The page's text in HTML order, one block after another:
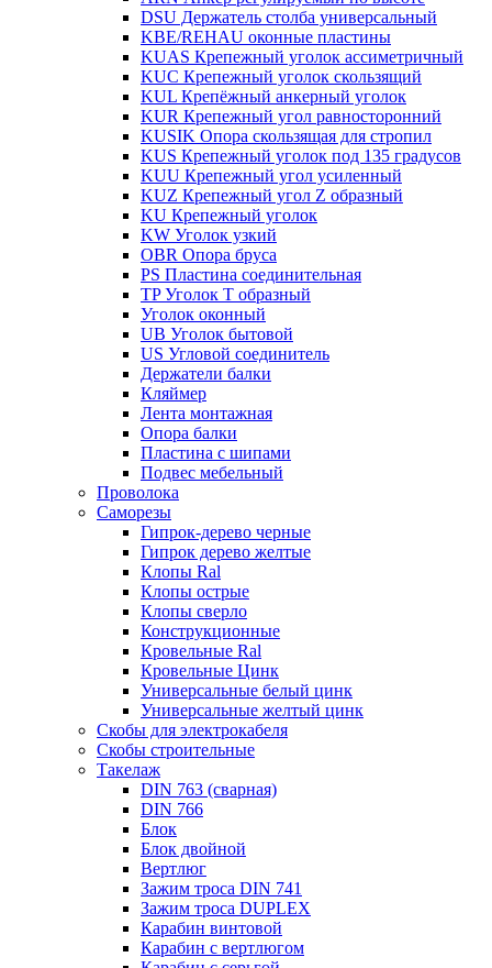
DSU Держатель столба универсальный
KBE/REHAU оконные пластины
KUAS Крепежный уголок ассиметричный
KUC Крепежный уголок скользящий
KUL Крепёжный анкерный уголок
KUR Крепежный угол равносторонний
KUSIK Опора скользящая для стропил
KUS Крепежный уголок под 135 градусов
KUU Крепежный угол усиленный
KUZ Крепежный угол Z образный
KU Крепежный уголок
KW Уголок узкий
OBR Опора бруса
PS Пластина соединительная
TP Уголок Т образный
Уголок оконный
UB Уголок бытовой
US Угловой соединитель
Держатели балки
Кляймер
Лента монтажная
Опора балки
Пластина с шипами
Подвес мебельный
Проволока
Саморезы
Гипрок-дерево черные
Гипрок дерево желтые
Клопы Ral
Клопы острые
Клопы сверло
Конструкционные
Кровельные Ral
Кровельные Цинк
Универсальные белый цинк
Универсальные желтый цинк
Скобы для электрокабеля
Скобы строительные
Такелаж
DIN 763 (сварная)
DIN 766
Блок
Блок двойной
Вертлюг
Зажим троса DIN 741
Зажим троса DUPLEX
Карабин винтовой
Карабин с вертлюгом